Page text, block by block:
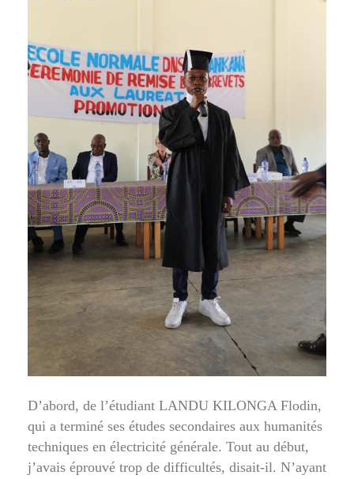
D’abord, de l’étudiant LANDU KILONGA Flodin,
qui a terminé ses études secondaires aux humanités
techniques en électricité générale. Tout au début,
j’avais éprouvé trop de difficultés, disait-il. N’ayant